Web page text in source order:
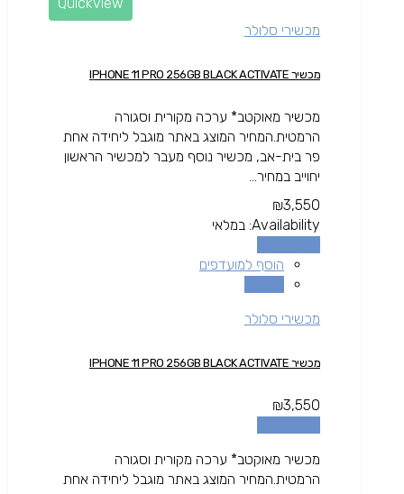
מכשירי סלולר
מכשיר IPHONE 11 PRO 256GB BLACK ACTIVATE
מכשיר מאוקטב* ערכה מקורית וסגורה
הרמטית.המחיר המוצג באתר מוגבל ליחידה אחת
פר בית-אב, מכשיר נוסף מעבר למכשיר הראשון
יחוייב במחיר...
₪3,550
Availability: במלאי
הוסף למועדפים
מכשירי סלולר
מכשיר IPHONE 11 PRO 256GB BLACK ACTIVATE
₪3,550
מכשיר מאוקטב* ערכה מקורית וסגורה
הרמטית.המחיר המוצג באתר מוגבל ליחידה אחת